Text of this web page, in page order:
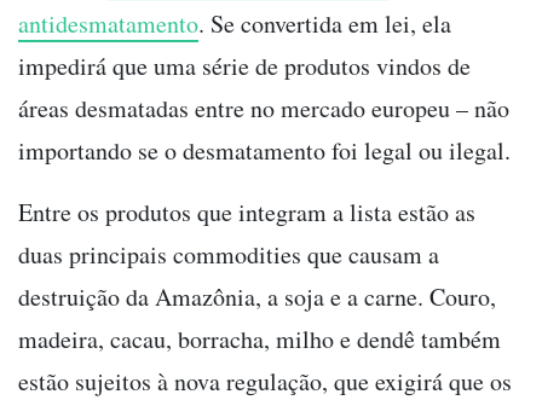
antidesmatamento. Se convertida em lei, ela
impedirá que uma série de produtos vindos de
áreas desmatadas entre no mercado europeu – não
importando se o desmatamento foi legal ou ilegal.
Entre os produtos que integram a lista estão as
duas principais commodities que causam a
destruição da Amazônia, a soja e a carne. Couro,
madeira, cacau, borracha, milho e dendê também
estão sujeitos à nova regulação, que exigirá que os